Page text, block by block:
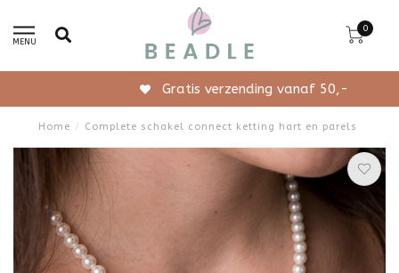
MENU
0
Gratis verzending vanaf 50,-
Home / Complete schakel connect ketting hart en parels